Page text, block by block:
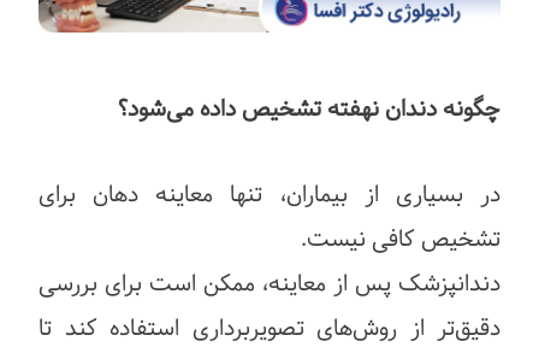
چگونه دندان نهفته تشخیص داده می‌شود؟
در بسیاری از بیماران، تنها معاینه دهان برای
تشخیص کافی نیست.
دندانپزشک پس از معاینه، ممکن است برای بررسی
دقیق‌تر از روش‌های تصویربرداری استفاده کند تا